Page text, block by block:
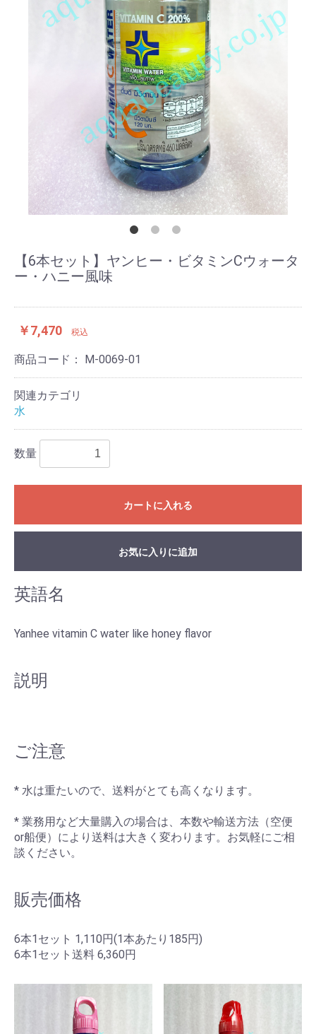
【6本セット】ヤンヒー・ビタミンCウォータ
ー・ハニー風味
￥7,470 税込
商品コード： M-0069-01
関連カテゴリ
水
数量
カートに入れる
お気に入りに追加
英語名
Yanhee vitamin C water like honey flavor
説明
ご注意
* 水は重たいので、送料がとても高くなります。
* 業務用など大量購入の場合は、本数や輸送方法（空便
or船便）により送料は大きく変わります。お気軽にご相
談ください。
販売価格
6本1セット 1,110円(1本あたり185円)
6本1セット送料 6,360円